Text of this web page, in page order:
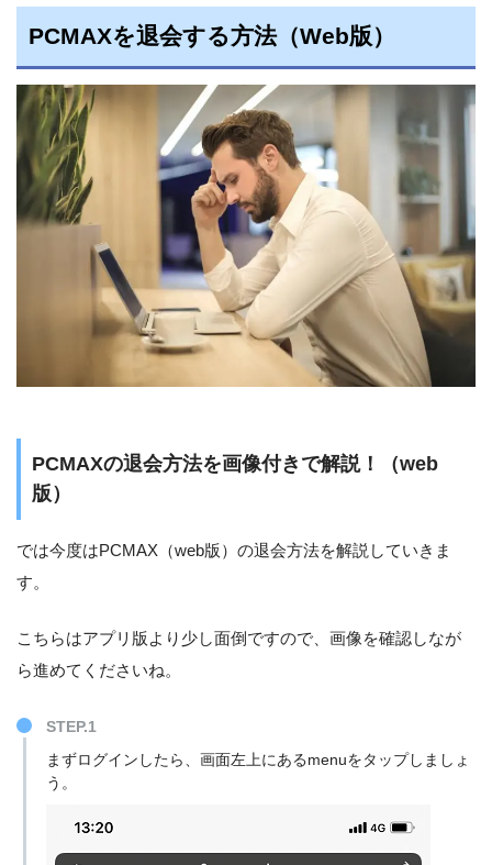
PCMAXを退会する方法（Web版）
PCMAXの退会方法を画像付きで解説！（web
版）
では今度はPCMAX（web版）の退会方法を解説していきま
す。
こちらはアプリ版より少し面倒ですので、画像を確認しなが
ら進めてくださいね。
STEP.1
まずログインしたら、画面左上にあるmenuをタップしましょ
う。